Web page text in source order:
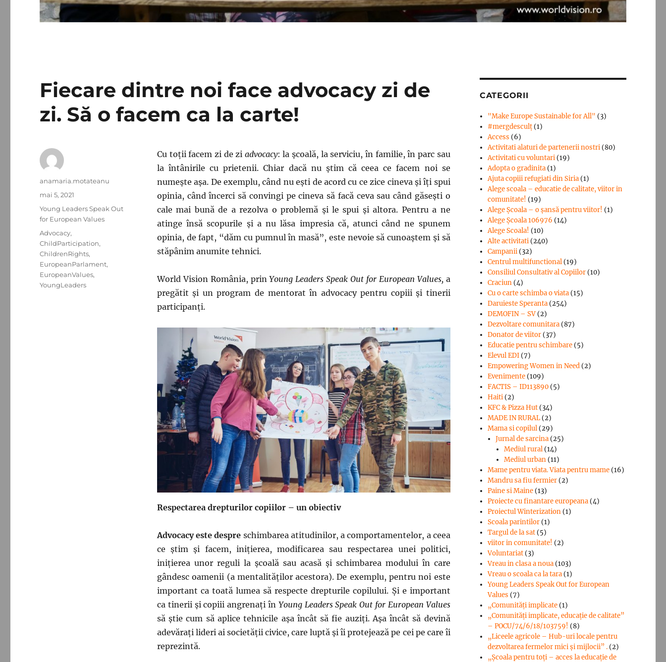
Fiecare dintre noi face advocacy zi de
zi. Să o facem ca la carte!
Cu toţii facem zi de zi advocacy: la şcoală, la serviciu, în familie, în parc sau
la întânirile cu prietenii. Chiar dacă nu ştim că ceea ce facem noi se
numeşte aşa. De exemplu, când nu eşti de acord cu ce zice cineva şi îţi spui
opinia, când încerci să convingi pe cineva să facă ceva sau când găseşti o
cale mai bună de a rezolva o problemă şi le spui şi altora. Pentru a ne
atinge însă scopurile şi a nu lăsa impresia că, atunci când ne spunem
opinia, de fapt, “dăm cu pumnul în masă”, este nevoie să cunoaştem şi să
stăpânim anumite tehnici.
World Vision România, prinYoung Leaders Speak Out for European Values, a
pregătit și un program de mentorat în advocacy pentru copiii şi tinerii
participanţi.
Respectarea drepturilor copiilor – un obiectiv
Advocacy este despre schimbarea atitudinilor, a comportamentelor, a ceea
ce ştim şi facem, iniţierea, modificarea sau respectarea unei politici,
iniţierea unor reguli la şcoală sau acasă şi schimbarea modului în care
gândesc oamenii (a mentalităţilor acestora). De exemplu, pentru noi este
important ca toată lumea să respecte drepturile copilului. Şi e important
ca tinerii şi copiii angrenaţi în Young Leaders Speak Out for European Values
să ştie cum să aplice tehnicile aşa încât să fie auziţi. Aşa încât să devină
adevăraţi lideri ai societății civice, care luptă şi îi protejează pe cei pe care îi
reprezintă.
Autor
anamaria.motateanu
Publicat
mai 5, 2021
Categorii
Young Leaders Speak Out
for European Values
Etichete
Advocacy,
ChildParticipation,
ChildrenRights,
EuropeanParlament,
EuropeanValues,
YoungLeaders
CATEGORII
"Make Europe Sustainable for All" (3)
#mergdesculţ (1)
Access (6)
Activitati alaturi de partenerii nostri (80)
Activitati cu voluntari (19)
Adopta o gradinita (1)
Ajuta copiii refugiati din Siria (1)
Alege scoala – educatie de calitate, viitor in
comunitate! (19)
Alege Şcoala – o şansă pentru viitor! (1)
Alege Școala 106976 (14)
Alege Scoala! (10)
Alte activitati (240)
Campanii (32)
Centrul multifunctional (19)
Consiliul Consultativ al Copiilor (10)
Craciun (4)
Cu o carte schimba o viata (15)
Daruieste Speranta (254)
DEMOFIN – SV (2)
Dezvoltare comunitara (87)
Donator de viitor (37)
Educatie pentru schimbare (5)
Elevul EDI (7)
Empowering Women in Need (2)
Evenimente (109)
FACTIS – ID113890 (5)
Haiti (2)
KFC & Pizza Hut (34)
MADE IN RURAL (2)
Mama si copilul (29)
Jurnal de sarcina (25)
Mediul rural(14)
Mediul urban(11)
Mame pentru viata. Viata pentru mame (16)
Mandru sa fiu fermier (2)
Paine si Maine (13)
Proiecte cu finantare europeana (4)
Proiectul Winterization (1)
Scoala parintilor (1)
Targul de la sat (5)
viitor in comunitate! (2)
Voluntariat (3)
Vreau in clasa a noua (103)
Vreau o scoala ca la tara (1)
Young Leaders Speak Out for European
Values (7)
„Comunități implicate (1)
„Comunități implicate, educație de calitate”
– POCU/74/6/18/103759! (8)
„Liceele agricole – Hub-uri locale pentru
dezvoltarea fermelor mici şi mijlocii” . (2)
„Școala pentru toți – acces la educație de